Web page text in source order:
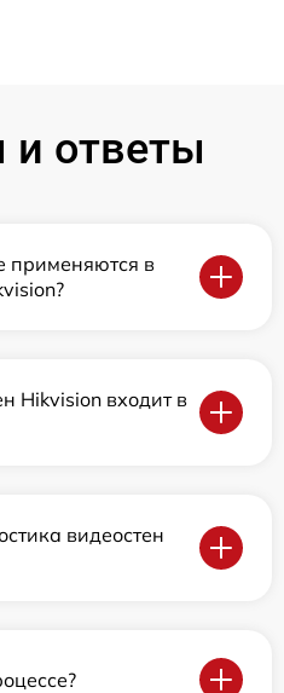
ответы
применяются в
Hikvision входит в
видеостен